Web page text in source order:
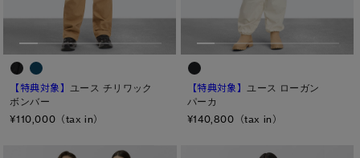
アウターウェア
アクセサリー
アウターウェア
アクセサリー
ウィメンズ
キッズ
カテゴリ
ディスク
【特典対象】ユース チリワック
ボンバー
¥110,000（tax in）
【特典対象】ユース ローガン
パーカ
¥140,800（tax in）